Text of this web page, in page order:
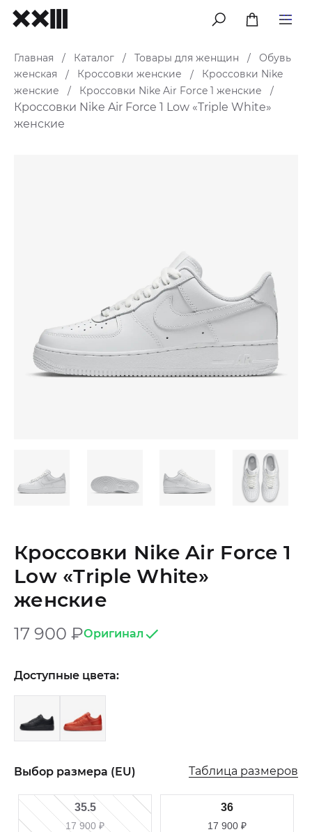
меню
Главная / Каталог / Товары для женщин /
Обувь
женская
/ Кроссовки женские /
Кроссовки Nike
женские
/ Кроссовки Nike Air Force 1 женские /
Кроссовки Nike Air Force 1 Low «Triple White»
женские
Кроссовки Nike Air Force 1
Low «Triple White»
женские
17 900 ₽Оригинал
Доступные цвета:
Выбор размера (EU) Таблица размеров
35.5
17 900 ₽
36
17 900 ₽